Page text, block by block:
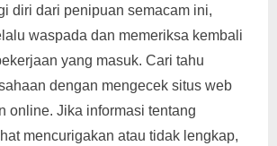
diri dari penipuan semacam ini,
waspada dan memeriksa kembali
yang masuk. Cari tahu
dengan mengecek situs web
online. Jika informasi tentang
mencurigakan atau tidak lengkap,